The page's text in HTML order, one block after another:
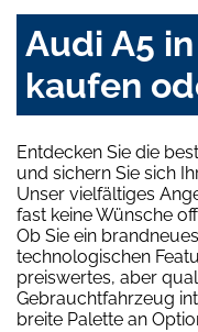
Audi A5
kaufen
Entdecken Sie die
und sichern Sie sich
Unser vielfältiges
fast keine Wünsche
Ob Sie ein
technologischen
preiswertes, aber
Gebrauchtfahrzeug
breite Palette an